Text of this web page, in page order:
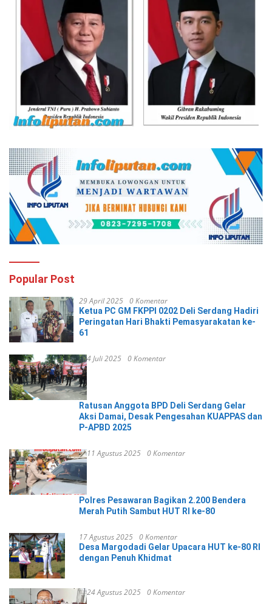
Popular Post
29 April 2025 0 Komentar
Ketua PC GM FKPPI 0202 Deli Serdang Hadiri
Peringatan Hari Bhakti Pemasyarakatan ke-
61
4 Juli 2025 0 Komentar
Ratusan Anggota BPD Deli Serdang Gelar
Aksi Damai, Desak Pengesahan KUAPPAS dan
P-APBD 2025
11 Agustus 2025 0 Komentar
Polres Pesawaran Bagikan 2.200 Bendera
Merah Putih Sambut HUT RI ke-80
17 Agustus 2025 0 Komentar
Desa Margodadi Gelar Upacara HUT ke-80 RI
dengan Penuh Khidmat
24 Agustus 2025 0 Komentar